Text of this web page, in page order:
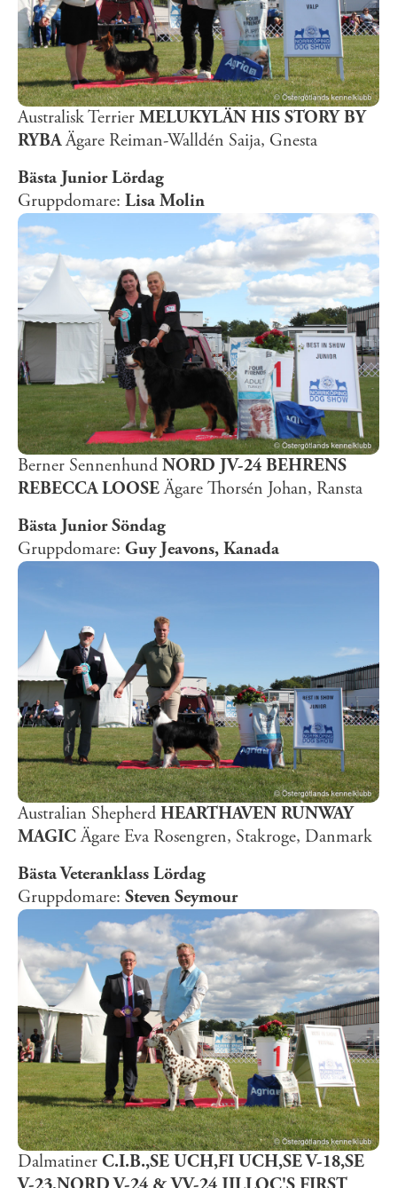
Australisk Terrier MELUKYLÄN HIS STORY BY
RYBAÄgare Reiman-Walldén Saija, Gnesta
Bästa Junior Lördag
Gruppdomare: Lisa Molin
Berner Sennenhund NORD JV-24 BEHRENS
REBECCA LOOSEÄgare Thorsén Johan, Ransta
Bästa Junior Söndag
Gruppdomare: Guy Jeavons, Kanada
Australian Shepherd HEARTHAVEN RUNWAY
MAGICÄgare Eva Rosengren, Stakroge, Danmark
Bästa Veteranklass Lördag
Gruppdomare: Steven Seymour
Dalmatiner C.I.B.,SE UCH,FI UCH,SE V-18,SE